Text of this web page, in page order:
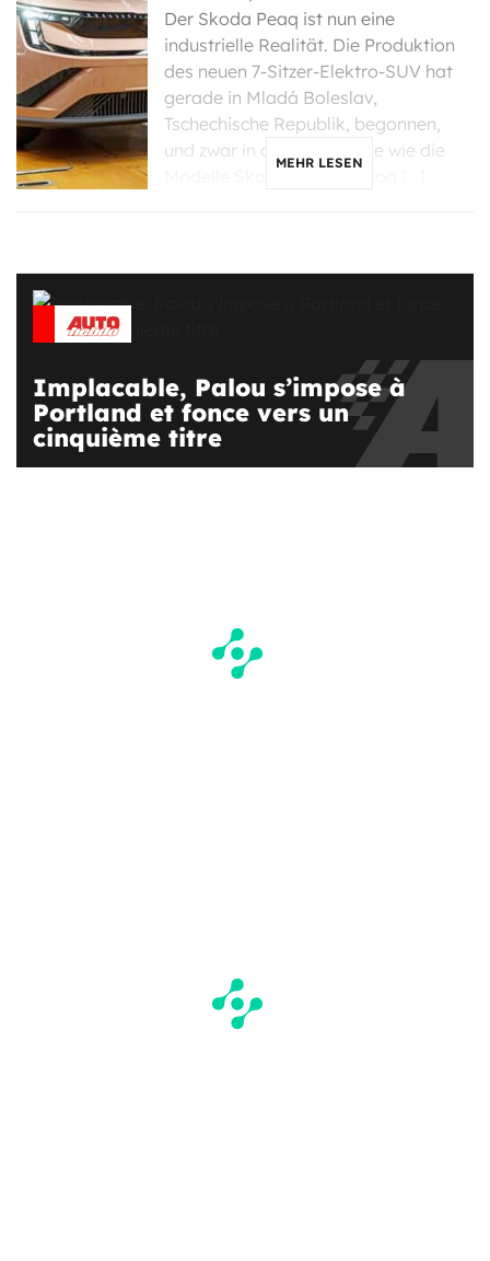
Der Skoda Peaq ist nun eine
industrielle Realität. Die Produktion
des neuen 7-Sitzer-Elektro-SUV hat
gerade in Mladá Boleslav,
Tschechische Republik, begonnen,
und zwar in derselben Linie wie die
MEHR LESEN
Implacable, Palou s’impose à
Portland et fonce vers un
cinquième titre